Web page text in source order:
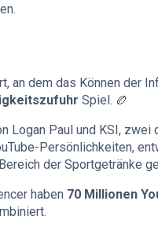
an dem das Können der
Spiel. 🏉
Logan Paul und KSI, zwei
Persönlichkeiten,
der Sportgetränke
haben 70 Millionen